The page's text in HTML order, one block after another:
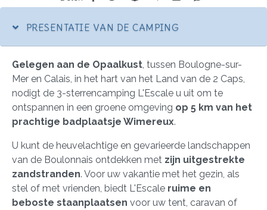
PRESENTATIE VAN DE CAMPING
Gelegen aan de Opaalkust , tussen Boulogne-sur-
Mer en Calais, in het hart van het Land van de 2 Caps,
nodigt de 3-sterrencamping L'Escale u uit om te
ontspannen in een groene omgeving op 5 km van het
prachtige badplaatsje Wimereux.
U kunt de heuvelachtige en gevarieerde landschappen
van de Boulonnais ontdekken met zijn uitgestrekte
zandstranden. Voor uw vakantie met het gezin, als
stel of met vrienden, biedt L'Escale ruime en
beboste staanplaatsen voor uw tent, caravan of